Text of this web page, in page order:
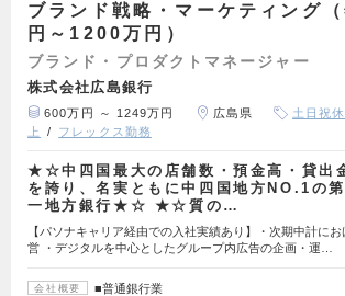
ブランド戦略・マーケティング
円～1200万円）
ブランド・プロダクトマネージャー
株式会社広島銀行
600万円 ～ 1249万円 広島県 土日祝
上
フレックス勤務
★☆中四国最大の店舗数・預金高・貸出
を誇り、名実ともに中四国地方NO.1の第
一地方銀行★☆ ★☆質の…
【パソナキャリア経由での入社実績あり】・次期中計に
営 ・デジタルを中心としたグループ内広告の企画・運…
会社概要 ■普通銀行業